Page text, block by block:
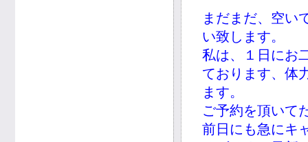
まだまだ、空い
い致します。
私は、１日にお
ております、体
ます。
ご予約を頂いて
前日にも急にキ